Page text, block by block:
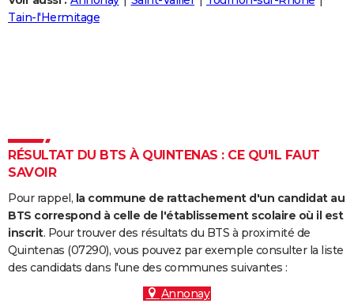
Destinations
City break
Voyage nature
Voyage de noces
Forum
Climat
+
PHOTO
Carte de Noël
Carte Bonne année
Carte Saint-Valentin
Carte Pâques
Carte d'anniversaire
DICTIONNAIRE
Dictionnaire
Biographies
Citations
Expressions
Proverbes
PROGRAMME TV
COPAINS D'AVANT
S'inscrire
Se connecter
Lycées
Collèges
Primaires
Universités
Entreprises
Service militaire
Avis de recherche
AVIS DE DÉCÈS
FORUM
Tain-l'Hermitage
RÉSULTAT DU BTS À QUINTENAS : CE QU'IL FAUT
SAVOIR
Pour rappel, la commune de rattachement d'un candidat au
BTS correspond à celle de l'établissement scolaire où il est
inscrit. Pour trouver des résultats du BTS à proximité de
Quintenas (07290), vous pouvez par exemple consulter la liste
des candidats dans l'une des communes suivantes :
Annonay